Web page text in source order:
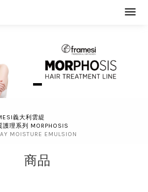
義大利雲緹
理系列 MORPHOSIS
MOISTURE EMULSION
商品